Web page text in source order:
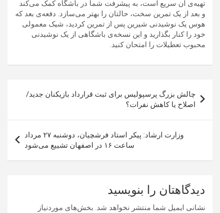
تهیه‌ی آن سریع است، به پیشرفت شما در باشگاه کمک می‌کند
و بعد از یک تمرین سخت، حالتان را بهتر می‌سازد. دفعه‌ی بعد که
هوس یک نوشیدنی شیرین پس از تمرین کردید، شیک معمولی
خود را کنار بگذارید و این نسخه‌ی باشگاهی از یک نوشیدنی
محبوب تعطیلات را امتحان کنید.
نوشته
چالش بزرگ پرسپولیس برای ثبت قرارداد بازیکنان جدید/
اصلاح یا کاهش نفرات؟
وزارت ارشاد: پیکر استاد فرشچیان، دوشنبه ۲۷ مرداد
ساعت ۱۶ در اصفهان تشییع می‌شود
دیدگاهتان را بنویسید
نشانی ایمیل شما منتشر نخواهد شد. بخش‌های موردنیاز